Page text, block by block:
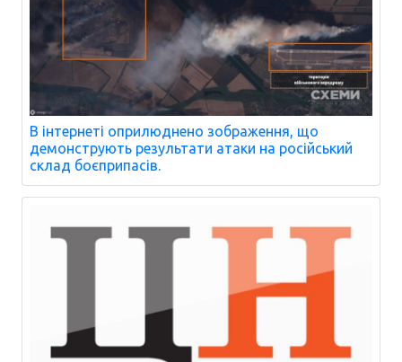
В інтернеті оприлюднено зображення, що
демонструють результати атаки на російський
склад боєприпасів.